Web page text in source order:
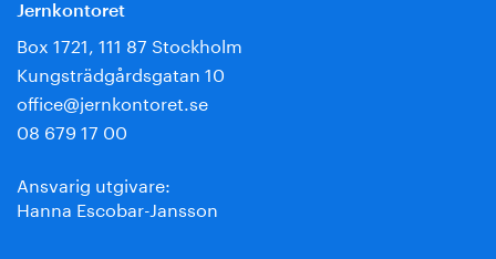
Jernkontoret
Box 1721, 111 87 Stockholm
Kungsträdgårdsgatan 10
office@jernkontoret.se
08 679 17 00
Ansvarig utgivare:
Hanna Escobar-Jansson